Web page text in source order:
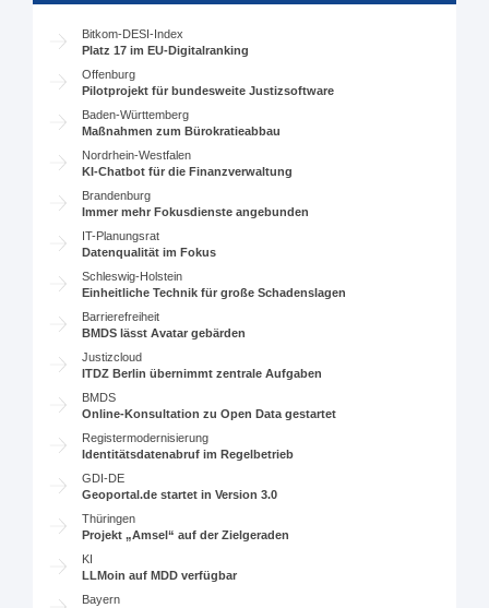
Bitkom-DESI-Index
Platz 17 im EU-Digitalranking
Offenburg
Pilotprojekt für bundesweite Justizsoftware
Baden-Württemberg
Maßnahmen zum Bürokratieabbau
Nordrhein-Westfalen
KI-Chatbot für die Finanzverwaltung
Brandenburg
Immer mehr Fokusdienste angebunden
IT-Planungsrat
Datenqualität im Fokus
Schleswig-Holstein
Einheitliche Technik für große Schadenslagen
Barrierefreiheit
BMDS lässt Avatar gebärden
Justizcloud
ITDZ Berlin übernimmt zentrale Aufgaben
BMDS
Online-Konsultation zu Open Data gestartet
Registermodernisierung
Identitätsdatenabruf im Regelbetrieb
GDI-DE
Geoportal.de startet in Version 3.0
Thüringen
Projekt „Amsel“ auf der Zielgeraden
KI
LLMoin auf MDD verfügbar
Bayern